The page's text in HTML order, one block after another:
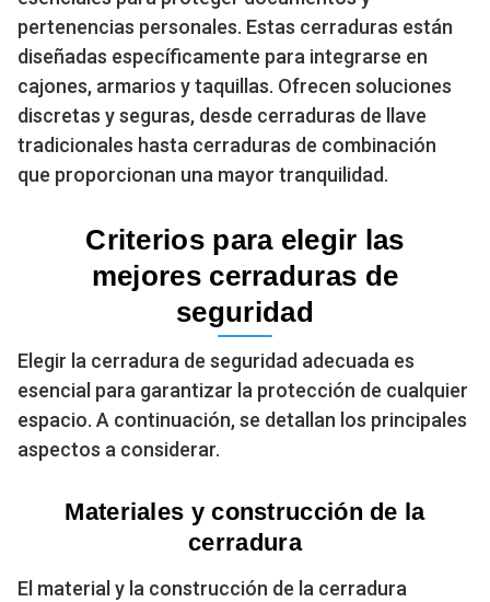
pertenencias personales. Estas cerraduras están
diseñadas específicamente para integrarse en
cajones, armarios y taquillas. Ofrecen soluciones
discretas y seguras, desde cerraduras de llave
tradicionales hasta cerraduras de combinación
que proporcionan una mayor tranquilidad.
Criterios para elegir las
mejores cerraduras de
seguridad
Elegir la cerradura de seguridad adecuada es
esencial para garantizar la protección de cualquier
espacio. A continuación, se detallan los principales
aspectos a considerar.
Materiales y construcción de la
cerradura
El material y la construcción de la cerradura